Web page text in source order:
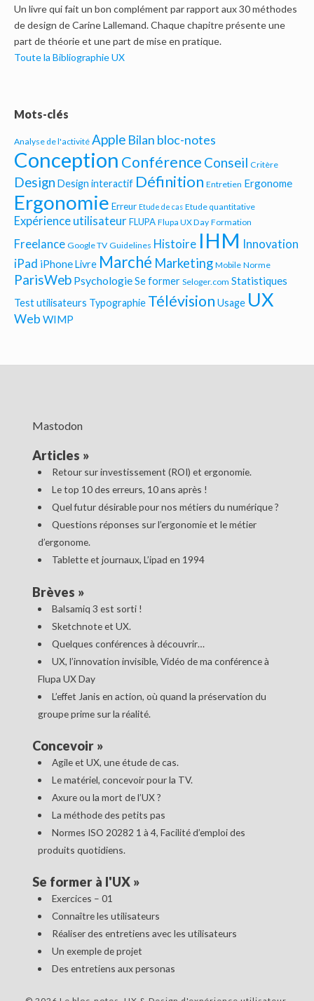
Un livre qui fait un bon complément par rapport aux 30 méthodes
de design de Carine Lallemand. Chaque chapitre présente une
part de théorie et une part de mise en pratique.
Toute la Bibliographie UX
Mots-clés
Analyse de l'activité Apple Bilan bloc-notes
Conception Conférence Conseil Critère
Design Design interactif Définition Entretien Ergonome
Ergonomie Erreur Etude de cas Etude quantitative
Expérience utilisateur FLUPA Flupa UX Day Formation
Freelance Google TV Guidelines Histoire IHM Innovation
iPad iPhoneLivre Marché Marketing Mobile Norme
ParisWeb PsychologieSe former Seloger.com Statistiques
Test utilisateurs Typographie Télévision Usage UX
Web WIMP
Mastodon
Articles »
Retour sur investissement (ROI) et ergonomie.
Le top 10 des erreurs, 10 ans après !
Quel futur désirable pour nos métiers du numérique ?
Questions réponses sur l’ergonomie et le métier
d’ergonome.
Tablette et journaux, L’ipad en 1994
Brèves »
Balsamiq 3 est sorti !
Sketchnote et UX.
Quelques conférences à découvrir…
UX, l’innovation invisible, Vidéo de ma conférence à
Flupa UX Day
L’effet Janis en action, où quand la préservation du
groupe prime sur la réalité.
Concevoir»
Agile et UX, une étude de cas.
Le matériel, concevoir pour la TV.
Axure ou la mort de l’UX ?
La méthode des petits pas
Normes ISO 20282 1 à 4, Facilité d’emploi des
produits quotidiens.
Se former à l'UX»
Exercices – 01
Connaître les utilisateurs
Réaliser des entretiens avec les utilisateurs
Un exemple de projet
Des entretiens aux personas